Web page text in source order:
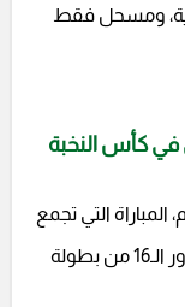
ومسحل فقط
في كأس النخبة
التي تجمع
بين الأهلي ضد الريان القطري، في ذهاب دور الـ16 من بطولة